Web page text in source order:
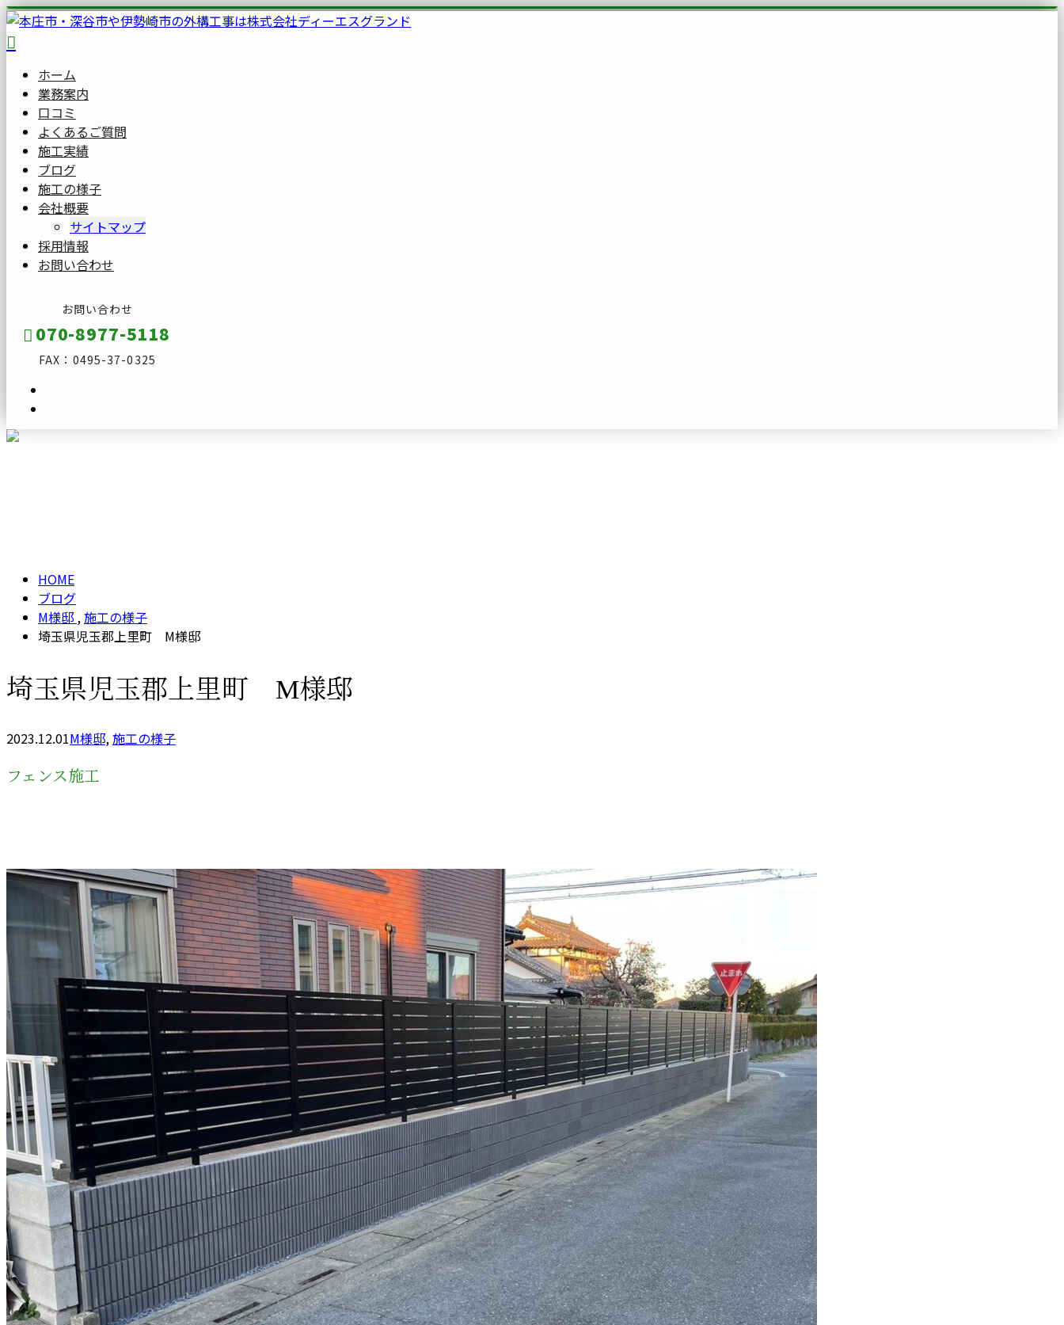
ホーム
業務案内
口コミ
よくあるご質問
施工実績
ブログ
施工の様子
会社概要
サイトマップ
採用情報
お問い合わせ
お問い合わせ
070-8977-5118
FAX：0495-37-0325
HOME
ブログ
M様邸 ,施工の様子
埼玉県児玉郡上里町 M様邸
埼玉県児玉郡上里町 M様邸
2023.12.01M様邸,施工の様子
フェンス施工